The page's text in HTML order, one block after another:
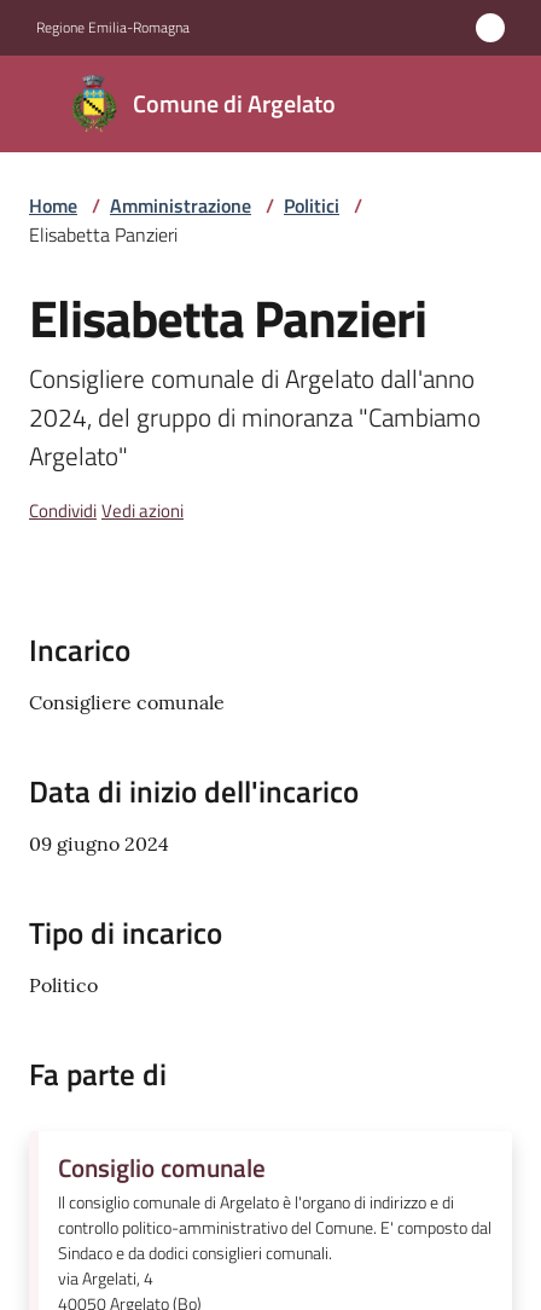
Regione Emilia-Romagna
Comune di Argelato
Comune
di
Argelato
Novità
Servizi
Vivere
Amministrazione
Trasparente
argomenti...
su
Home / Amministrazione / Politici /
Elisabetta Panzieri
Salta al contenuto
Elisabetta Panzieri
Consigliere comunale di Argelato dall'anno
2024, del gruppo di minoranza "Cambiamo
Argelato"
CondividiVedi azioni
Incarico
Consigliere comunale
Data di inizio dell'incarico
09 giugno 2024
Tipo di incarico
Politico
Fa parte di
Consiglio comunale
Il consiglio comunale di Argelato è l'organo di indirizzo e di
controllo politico-amministrativo del Comune. E' composto dal
Sindaco e da dodici consiglieri comunali.
via Argelati, 4
40050Argelato (Bo)